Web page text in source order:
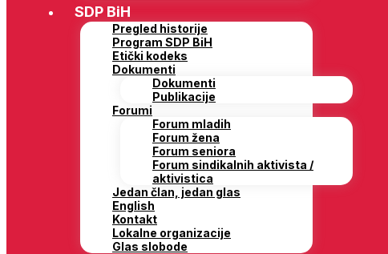
SDP BiH
Pregled historije
Program SDP BiH
Etički kodeks
Dokumenti
Dokumenti
Publikacije
Forumi
Forum mladih
Forum žena
Forum seniora
Forum sindikalnih aktivista /
aktivistica
Jedan član, jedan glas
English
Kontakt
Lokalne organizacije
Glas slobode